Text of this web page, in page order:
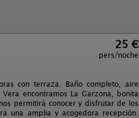
25 €
pers/noche
con terraza. Baño completo, aire
encontramos La Garzona, bonita
permitirá conocer y disfrutar de los
una amplia y acogedora recepción.